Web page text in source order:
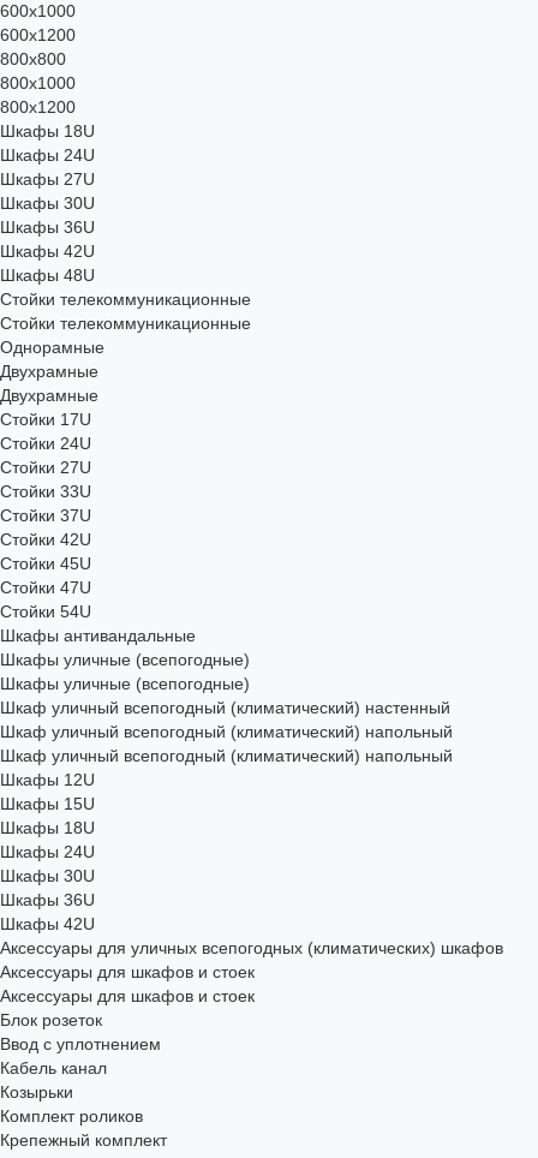
600х1000
600х1200
800x800
800х1000
800х1200
Шкафы 18U
Шкафы 24U
Шкафы 27U
Шкафы 30U
Шкафы 36U
Шкафы 42U
Шкафы 48U
Стойки телекоммуникационные
Стойки телекоммуникационные
Однорамные
Двухрамные
Двухрамные
Стойки 17U
Стойки 24U
Стойки 27U
Стойки 33U
Стойки 37U
Стойки 42U
Стойки 45U
Стойки 47U
Стойки 54U
Шкафы антивандальные
Шкафы уличные (всепогодные)
Шкафы уличные (всепогодные)
Шкаф уличный всепогодный (климатический) настенный
Шкаф уличный всепогодный (климатический) напольный
Шкаф уличный всепогодный (климатический) напольный
Шкафы 12U
Шкафы 15U
Шкафы 18U
Шкафы 24U
Шкафы 30U
Шкафы 36U
Шкафы 42U
Аксессуары для уличных всепогодных (климатических) шкафов
Аксессуары для шкафов и стоек
Аксессуары для шкафов и стоек
Блок розеток
Ввод с уплотнением
Кабель канал
Козырьки
Комплект роликов
Крепежный комплект